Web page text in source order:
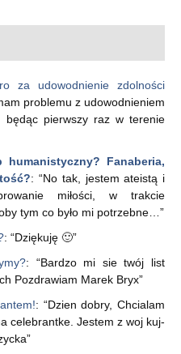
za udowodnienie zdolności
problemu z udowodnieniem
będąc pierwszy raz w terenie
Fanaberia,
: “No tak, jestem ateistą i
miłości, w trakcie
tym co było mi potrzebne… ”
: “Dziękuję 🙂”
: “Bardzo mi sie twój list
Pozdrawiam Marek Bryx”
: “Dzien dobry, Chcialam
celebrantke. Jestem z woj kuj-
”